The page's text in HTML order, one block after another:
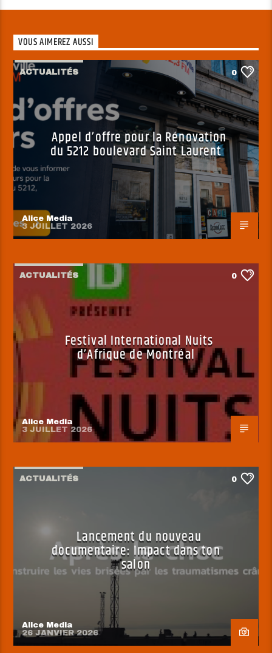
VOUS AIMEREZ AUSSI
ACTUALITÉS 0
Appel d’offre pour la Rénovation
du 5212 boulevard Saint Laurent
Alice Media
3 JUILLET 2026
ACTUALITÉS 0
Festival International Nuits
d’Afrique de Montréal
Alice Media
3 JUILLET 2026
ACTUALITÉS 0
Lancement du nouveau
documentaire: Impact dans ton
salon
Alice Media
26 JANVIER 2026